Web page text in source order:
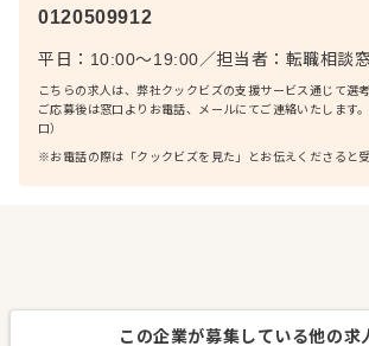
0120509912
平日：10:00〜19:00／担当者： 転職相談
こちらの求人は、弊社クックビズの支援サービス通じて選考
ご応募後は窓口よりお電話、メールにてご連絡いたします
口）
※お電話の際は「クックビズを見た」とお伝えくださると受
この企業が募集している他の求